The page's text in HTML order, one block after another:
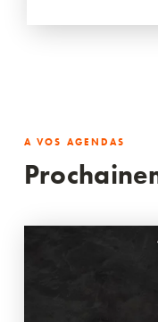
A VOS AGENDAS